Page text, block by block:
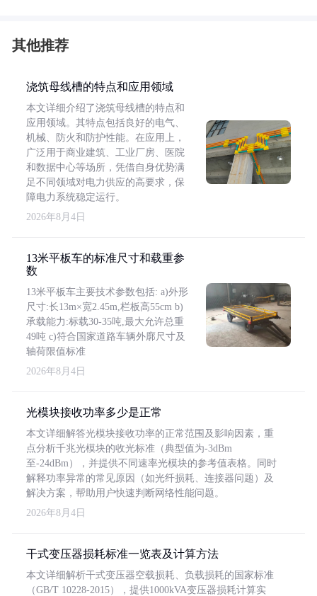
其他推荐
浇筑母线槽的特点和应用领域
本文详细介绍了浇筑母线槽的特点和
应用领域。其特点包括良好的电气、
机械、防火和防护性能。在应用上，
广泛用于商业建筑、工业厂房、医院
和数据中心等场所，凭借自身优势满
足不同领域对电力供应的高要求，保
障电力系统稳定运行。
2026年8月4日
13米平板车的标准尺寸和载重参
数
13米平板车主要技术参数包括: a)外形
尺寸:长13m×宽2.45m,栏板高55cm b)
承载能力:标载30-35吨,最大允许总重
49吨 c)符合国家道路车辆外廓尺寸及
轴荷限值标准
2026年8月4日
光模块接收功率多少是正常
本文详细解答光模块接收功率的正常范围及影响因素，重
点分析千兆光模块的收光标准（典型值为-3dBm
至-24dBm），并提供不同速率光模块的参考值表格。同时
解释功率异常的常见原因（如光纤损耗、连接器问题）及
解决方案，帮助用户快速判断网络性能问题。
2026年8月4日
干式变压器损耗标准一览表及计算方法
本文详细解析干式变压器空载损耗、负载损耗的国家标准
（GB/T 10228-2015），提供1000kVA变压器损耗计算实